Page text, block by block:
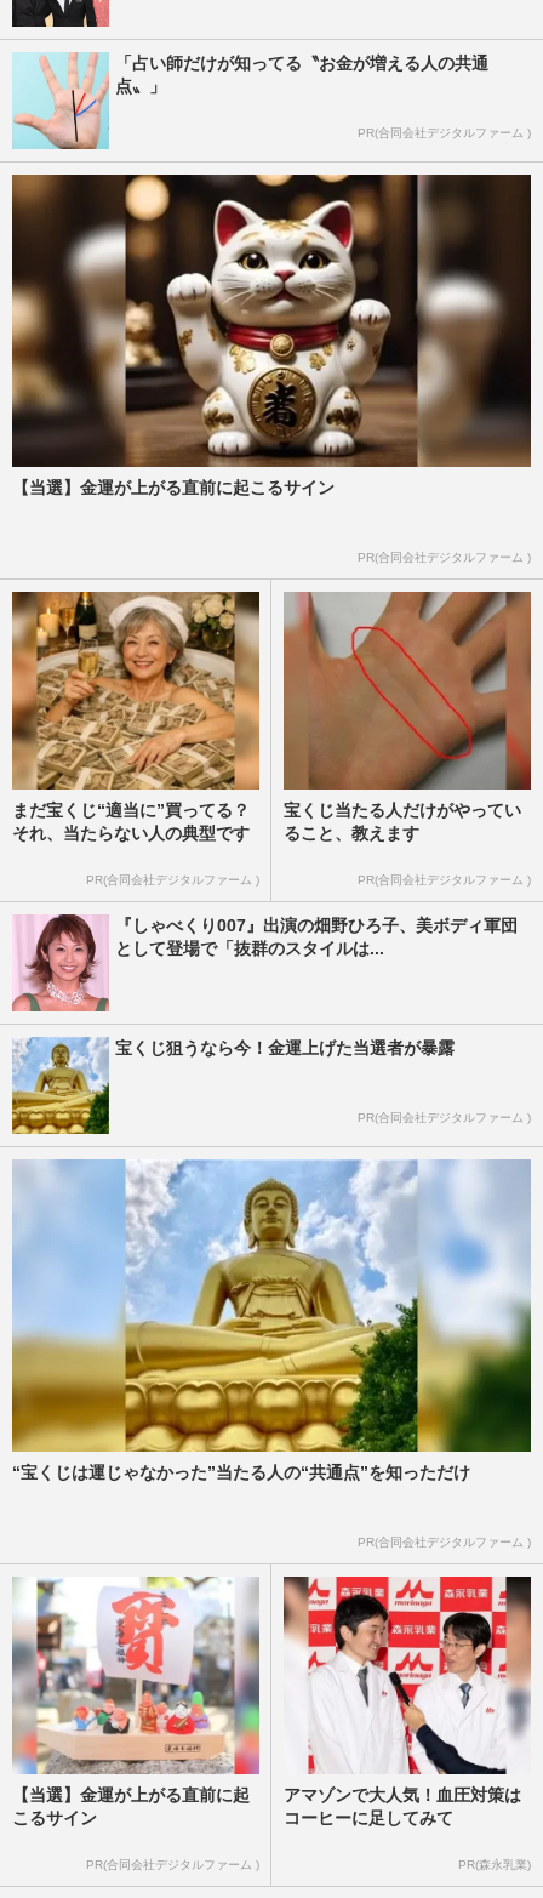
「占い師だけが知ってる〝お金が増える人の共通
点〟」
PR(合同会社デジタルファーム )
【当選】金運が上がる直前に起こるサイン
PR(合同会社デジタルファーム )
まだ宝くじ“適当に”買ってる？
それ、当たらない人の典型です
PR(合同会社デジタルファーム )
宝くじ当たる人だけがやってい
ること、教えます
PR(合同会社デジタルファーム )
『しゃべくり007』出演の畑野ひろ子、美ボディ軍団
として登場で「抜群のスタイルは...
宝くじ狙うなら今！金運上げた当選者が暴露
PR(合同会社デジタルファーム )
“宝くじは運じゃなかった”当たる人の“共通点”を知っただけ
PR(合同会社デジタルファーム )
【当選】金運が上がる直前に起
こるサイン
PR(合同会社デジタルファーム )
アマゾンで大人気！血圧対策は
コーヒーに足してみて
PR(森永乳業)